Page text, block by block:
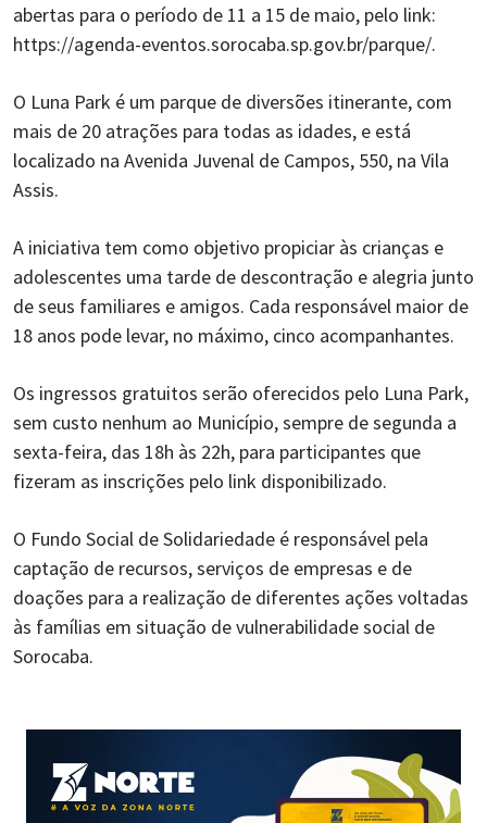
abertas para o período de 11 a 15 de maio, pelo link:
https://agenda-eventos.sorocaba.sp.gov.br/parque/.
O Luna Park é um parque de diversões itinerante, com
mais de 20 atrações para todas as idades, e está
localizado na Avenida Juvenal de Campos, 550, na Vila
Assis.
A iniciativa tem como objetivo propiciar às crianças e
adolescentes uma tarde de descontração e alegria junto
de seus familiares e amigos. Cada responsável maior de
18 anos pode levar, no máximo, cinco acompanhantes.
Os ingressos gratuitos serão oferecidos pelo Luna Park,
sem custo nenhum ao Município, sempre de segunda a
sexta-feira, das 18h às 22h, para participantes que
fizeram as inscrições pelo link disponibilizado.
O Fundo Social de Solidariedade é responsável pela
captação de recursos, serviços de empresas e de
doações para a realização de diferentes ações voltadas
às famílias em situação de vulnerabilidade social de
Sorocaba.